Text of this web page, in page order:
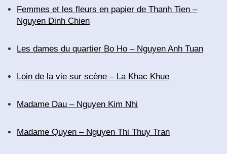
Femmes et les fleurs en papier de Thanh Tien –
Nguyen Dinh Chien
Les dames du quartier Bo Ho – Nguyen Anh Tuan
Loin de la vie sur scène – La Khac Khue
Madame Dau – Nguyen Kim Nhi
Madame Quyen – Nguyen Thi Thuy Tran